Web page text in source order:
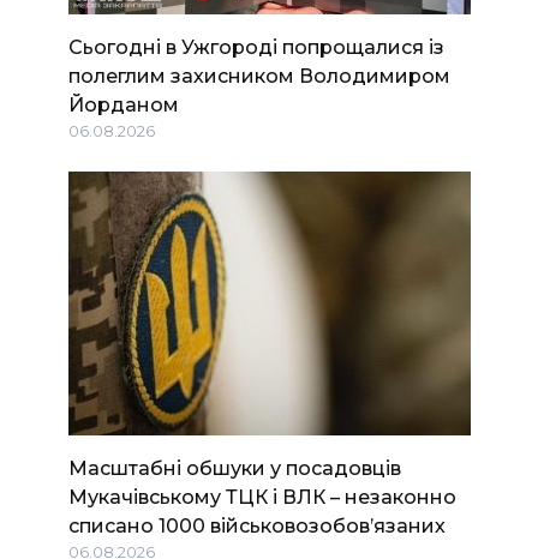
Сьогодні в Ужгороді попрощалися із
полеглим захисником Володимиром
Йорданом
06.08.2026
Масштабні обшуки у посадовців
Мукачівському ТЦК і ВЛК – незаконно
списано 1000 військовозобов’язаних
06.08.2026